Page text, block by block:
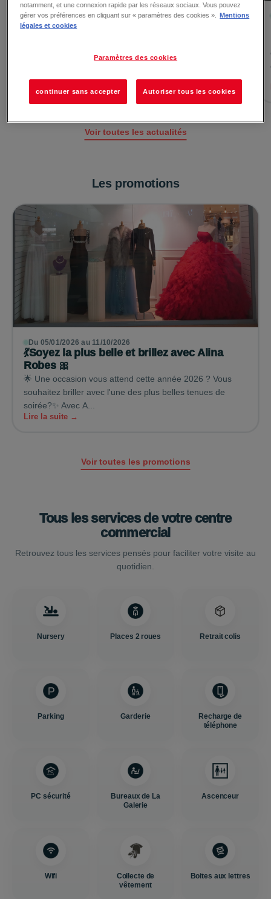
la Fête nationale, votre centre commercial sera excep...
Lire la suite →
Voir toutes les actualités
Les promotions
Du 05/01/2026 au 11/10/2026
💃Soyez la plus belle et brillez avec Alina
Robes 🎀
🌟 Une occasion vous attend cette année 2026 ? Vous
souhaitez briller avec l'une des plus belles tenues de
soirée?✨ Avec A...
Lire la suite →
Voir toutes les promotions
Tous les services de votre centre
commercial
Retrouvez tous les services pensés pour faciliter votre visite au
quotidien.
Nursery Places 2 roues Retrait colis
Parking Garderie
Recharge de
téléphone
PC sécurité
Bureaux de La
Galerie
Ascenceur
Wifi
Collecte de
vêtement
Boites aux lettres
notamment, et une connexion rapide par les réseaux sociaux. Vous pouvez
gérer vos préférences en cliquant sur « paramètres des cookies ».
Mentions
légales et cookies
Paramètres des cookies
continuer sans accepter Autoriser tous les cookies